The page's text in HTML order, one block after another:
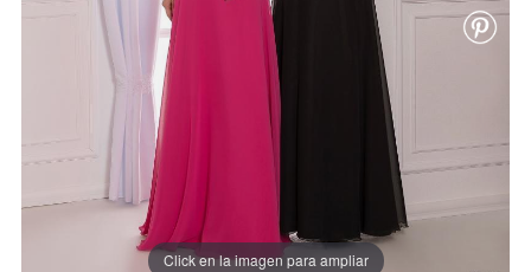
Click en la imagen para ampliar